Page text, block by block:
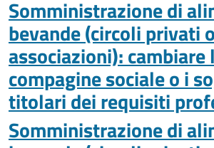
Somministrazione di
bevande (circoli privati o
associazioni): cambiare
compagine sociale o i
titolari dei requisiti
Somministrazione di